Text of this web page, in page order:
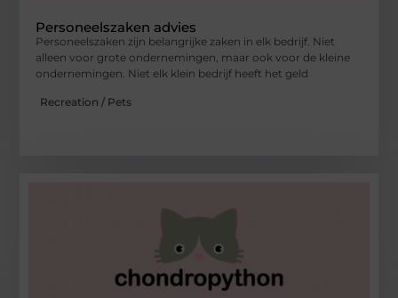
Personeelszaken advies
Personeelszaken zijn belangrijke zaken in elk bedrijf. Niet
alleen voor grote ondernemingen, maar ook voor de kleine
ondernemingen. Niet elk klein bedrijf heeft het geld
Recreation / Pets